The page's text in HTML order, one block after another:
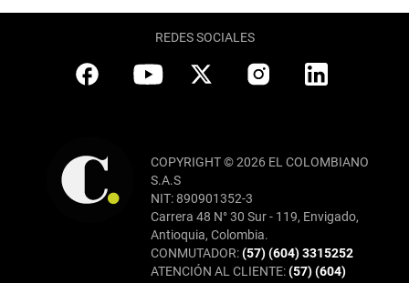
REDES SOCIALES
COPYRIGHT © 2026 EL COLOMBIANO
S.A.S
NIT: 890901352-3
Carrera 48 N° 30 Sur - 119, Envigado,
Antioquia, Colombia.
CONMUTADOR:(57) (604) 3315252
ATENCIÓN AL CLIENTE:(57) (604)